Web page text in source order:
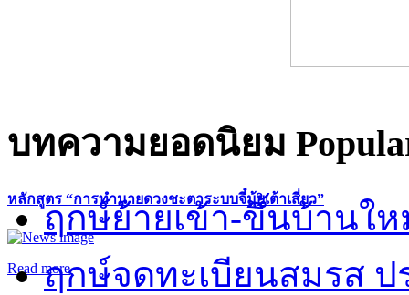
หลักสูตร “การทำนายดวงชะตาระบบจี๋มุ้ยเต้าเสี่ยว”
Read more
บทความยอดนิยม
ฤกษ์ย้ายเข้า-ขึ้นบ้านให
ฤกษ์จดทะเบียนสมรส ป